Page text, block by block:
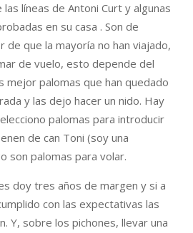
líneas de Antoni Curt y algunas
en su casa . Son de
de que la mayoría no han viajado,
de vuelo, esto depende del
mejor palomas que han quedado
y las dejo hacer un nido. Hay
palomas para introducir
de can Toni (soy una
son palomas para volar.
doy tres años de margen y si a
con las expectativas las
Y, sobre los pichones, llevar una